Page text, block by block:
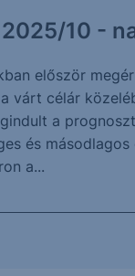
2025/10 -
először
várt célár
a
és másodlagos
a...